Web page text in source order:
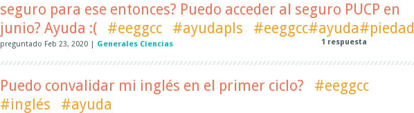
seguro para ese entonces? Puedo acceder al seguro PUCP en
junio? Ayuda :(
#eeggcc #ayudapls #eeggcc#ayuda#piedad
preguntado Feb 23, 2020 Generales Ciencias 1 respuesta
Puedo convalidar mi inglés en el primer ciclo?
#eeggcc
#inglés
#ayuda